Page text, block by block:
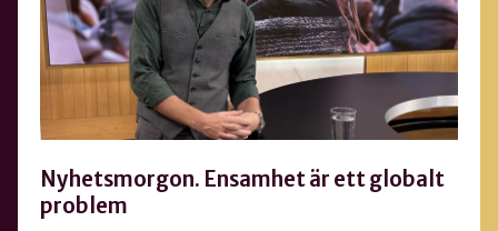
Nyhetsmorgon. Ensamhet är ett globalt
problem